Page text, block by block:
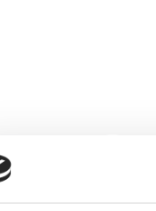
Junioriturnaus